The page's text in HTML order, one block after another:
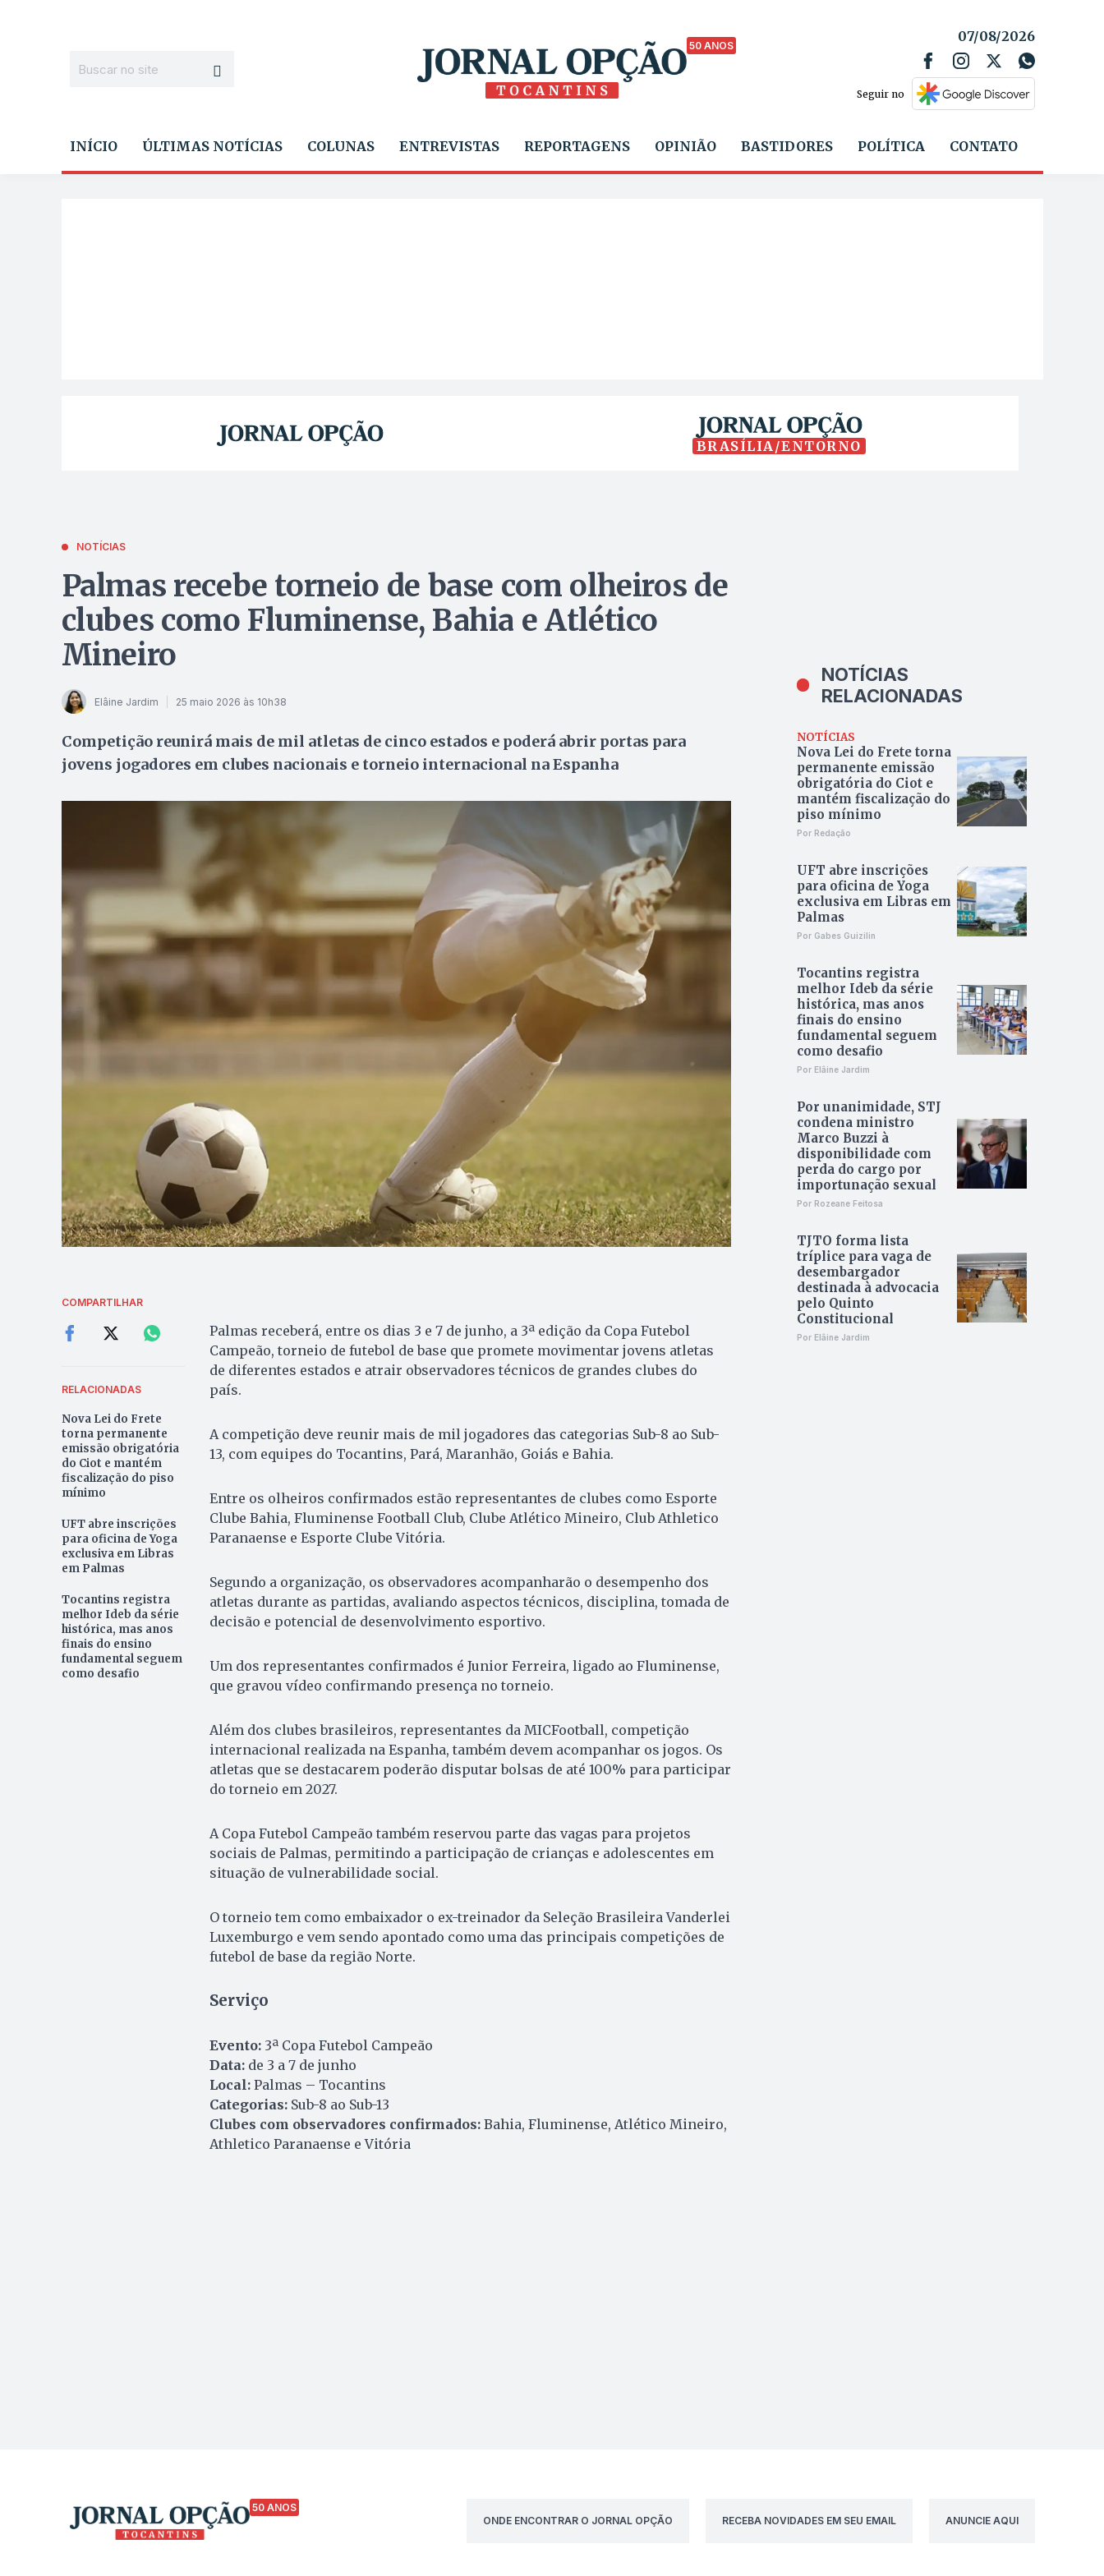
50 ANOS
07/08/2026
Seguir no
INÍCIO ÚLTIMAS NOTÍCIAS COLUNAS ENTREVISTAS REPORTAGENS OPINIÃO BASTIDORES POLÍTICA CONTATO
BRASÍLIA/ENTORNO
NOTÍCIAS
Palmas recebe torneio de base com olheiros de
clubes como Fluminense, Bahia e Atlético
Mineiro
Elâine Jardim 25 maio 2026 às 10h38
Competição reunirá mais de mil atletas de cinco estados e poderá abrir portas para
jovens jogadores em clubes nacionais e torneio internacional na Espanha
COMPARTILHAR
RELACIONADAS
Nova Lei do Frete
torna permanente
emissão obrigatória
do Ciot e mantém
fiscalização do piso
mínimo
UFT abre inscrições
para oficina de Yoga
exclusiva em Libras
em Palmas
Tocantins registra
melhor Ideb da série
histórica, mas anos
finais do ensino
fundamental seguem
como desafio
Palmas receberá, entre os dias 3 e 7 de junho, a 3ª edição da Copa Futebol
Campeão, torneio de futebol de base que promete movimentar jovens atletas
de diferentes estados e atrair observadores técnicos de grandes clubes do
país.
A competição deve reunir mais de mil jogadores das categorias Sub-8 ao Sub-
13, com equipes do Tocantins, Pará, Maranhão, Goiás e Bahia.
Entre os olheiros confirmados estão representantes de clubes como Esporte
Clube Bahia, Fluminense Football Club, Clube Atlético Mineiro, Club Athletico
Paranaense e Esporte Clube Vitória.
Segundo a organização, os observadores acompanharão o desempenho dos
atletas durante as partidas, avaliando aspectos técnicos, disciplina, tomada de
decisão e potencial de desenvolvimento esportivo.
Um dos representantes confirmados é Junior Ferreira, ligado ao Fluminense,
que gravou vídeo confirmando presença no torneio.
Além dos clubes brasileiros, representantes da MICFootball, competição
internacional realizada na Espanha, também devem acompanhar os jogos. Os
atletas que se destacarem poderão disputar bolsas de até 100% para participar
do torneio em 2027.
A Copa Futebol Campeão também reservou parte das vagas para projetos
sociais de Palmas, permitindo a participação de crianças e adolescentes em
situação de vulnerabilidade social.
O torneio tem como embaixador o ex-treinador da Seleção Brasileira Vanderlei
Luxemburgo e vem sendo apontado como uma das principais competições de
futebol de base da região Norte.
Serviço
Evento:3ª Copa Futebol Campeão
Data:de 3 a 7 de junho
Local:Palmas – Tocantins
Categorias:Sub-8 ao Sub-13
Clubes com observadores confirmados:Bahia, Fluminense, Atlético Mineiro,
Athletico Paranaense e Vitória
NOTÍCIAS
RELACIONADAS
NOTÍCIAS
Nova Lei do Frete torna
permanente emissão
obrigatória do Ciot e
mantém fiscalização do
piso mínimo
Por Redação
UFT abre inscrições
para oficina de Yoga
exclusiva em Libras em
Palmas
Por Gabes Guizilin
Tocantins registra
melhor Ideb da série
histórica, mas anos
finais do ensino
fundamental seguem
como desafio
Por Elâine Jardim
Por unanimidade, STJ
condena ministro
Marco Buzzi à
disponibilidade com
perda do cargo por
importunação sexual
Por Rozeane Feitosa
TJTO forma lista
tríplice para vaga de
desembargador
destinada à advocacia
pelo Quinto
Constitucional
Por Elâine Jardim
50 ANOS
ONDE ENCONTRAR O JORNAL OPÇÃO
RECEBA NOVIDADES EM SEU EMAIL ANUNCIE AQUI